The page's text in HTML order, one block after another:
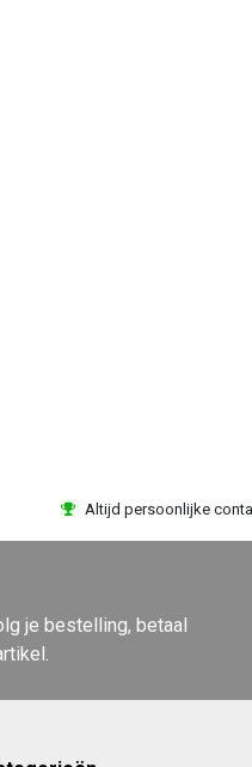
Altijd persoonlijke
je bestelling, betaal